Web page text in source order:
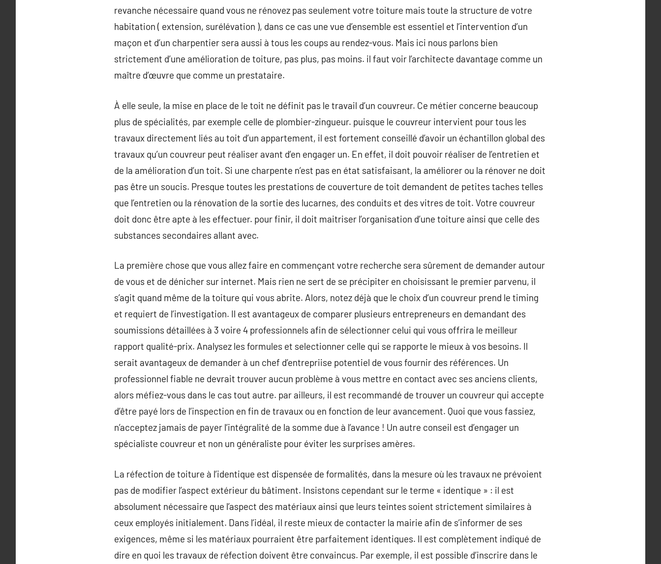
revanche nécessaire quand vous ne rénovez pas seulement votre toiture mais toute la structure de votre
habitation ( extension, surélévation ), dans ce cas une vue d’ensemble est essentiel et l’intervention d’un
maçon et d’un charpentier sera aussi à tous les coups au rendez-vous. Mais ici nous parlons bien
strictement d’une amélioration de toiture, pas plus, pas moins. il faut voir l’architecte davantage comme un
maître d’œuvre que comme un prestataire.
À elle seule, la mise en place de le toit ne définit pas le travail d’un couvreur. Ce métier concerne beaucoup
plus de spécialités, par exemple celle de plombier-zingueur. puisque le couvreur intervient pour tous les
travaux directement liés au toit d’un appartement, il est fortement conseillé d’avoir un échantillon global des
travaux qu’un couvreur peut réaliser avant d’en engager un. En effet, il doit pouvoir réaliser de l’entretien et
de la amélioration d’un toit. Si une charpente n’est pas en état satisfaisant, la améliorer ou la rénover ne doit
pas être un soucis. Presque toutes les prestations de couverture de toit demandent de petites taches telles
que l’entretien ou la rénovation de la sortie des lucarnes, des conduits et des vitres de toit. Votre couvreur
doit donc être apte à les effectuer. pour finir, il doit maitriser l’organisation d’une toiture ainsi que celle des
substances secondaires allant avec.
La première chose que vous allez faire en commençant votre recherche sera sûrement de demander autour
de vous et de dénicher sur internet. Mais rien ne sert de se précipiter en choisissant le premier parvenu, il
s’agit quand même de la toiture qui vous abrite. Alors, notez déjà que le choix d’un couvreur prend le timing
et requiert de l’investigation. Il est avantageux de comparer plusieurs entrepreneurs en demandant des
soumissions détaillées à 3 voire 4 professionnels afin de sélectionner celui qui vous offrira le meilleur
rapport qualité-prix. Analysez les formules et selectionner celle qui se rapporte le mieux à vos besoins. Il
serait avantageux de demander à un chef d’entrepriise potentiel de vous fournir des références. Un
professionnel fiable ne devrait trouver aucun problème à vous mettre en contact avec ses anciens clients,
alors méfiez-vous dans le cas tout autre. par ailleurs, il est recommandé de trouver un couvreur qui accepte
d’être payé lors de l’inspection en fin de travaux ou en fonction de leur avancement. Quoi que vous fassiez,
n’acceptez jamais de payer l’intégralité de la somme due à l’avance ! Un autre conseil est d’engager un
spécialiste couvreur et non un généraliste pour éviter les surprises amères.
La réfection de toiture à l’identique est dispensée de formalités, dans la mesure où les travaux ne prévoient
pas de modifier l’aspect extérieur du bâtiment. Insistons cependant sur le terme « identique » : il est
absolument nécessaire que l’aspect des matériaux ainsi que leurs teintes soient strictement similaires à
ceux employés initialement. Dans l’idéal, il reste mieux de contacter la mairie afin de s’informer de ses
exigences, même si les matériaux pourraient être parfaitement identiques. Il est complètement indiqué de
dire en quoi les travaux de réfection doivent être convaincus. Par exemple, il est possible d’inscrire dans le